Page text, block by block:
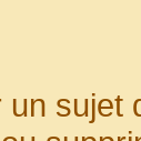
sujet